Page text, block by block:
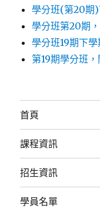
學分班(第20期)
學分班第20期
學分班19期下
第19期學分班
首頁
課程資訊
招生資訊
學員名單